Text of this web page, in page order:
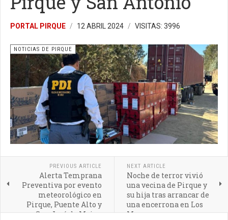
PORTAL PIRQUE 12 ABRIL 2024 VISITAS: 3996
NOTICIAS DE PIRQUE
PREVIOUS ARTICLE
Alerta Temprana
Preventiva por evento
meteorológico en
Pirque, Puente Alto y
San José de Maipo
NEXT ARTICLE
Noche de terror vivió
una vecina de Pirque y
su hija tras arrancar de
una encerrona en Los
Morros